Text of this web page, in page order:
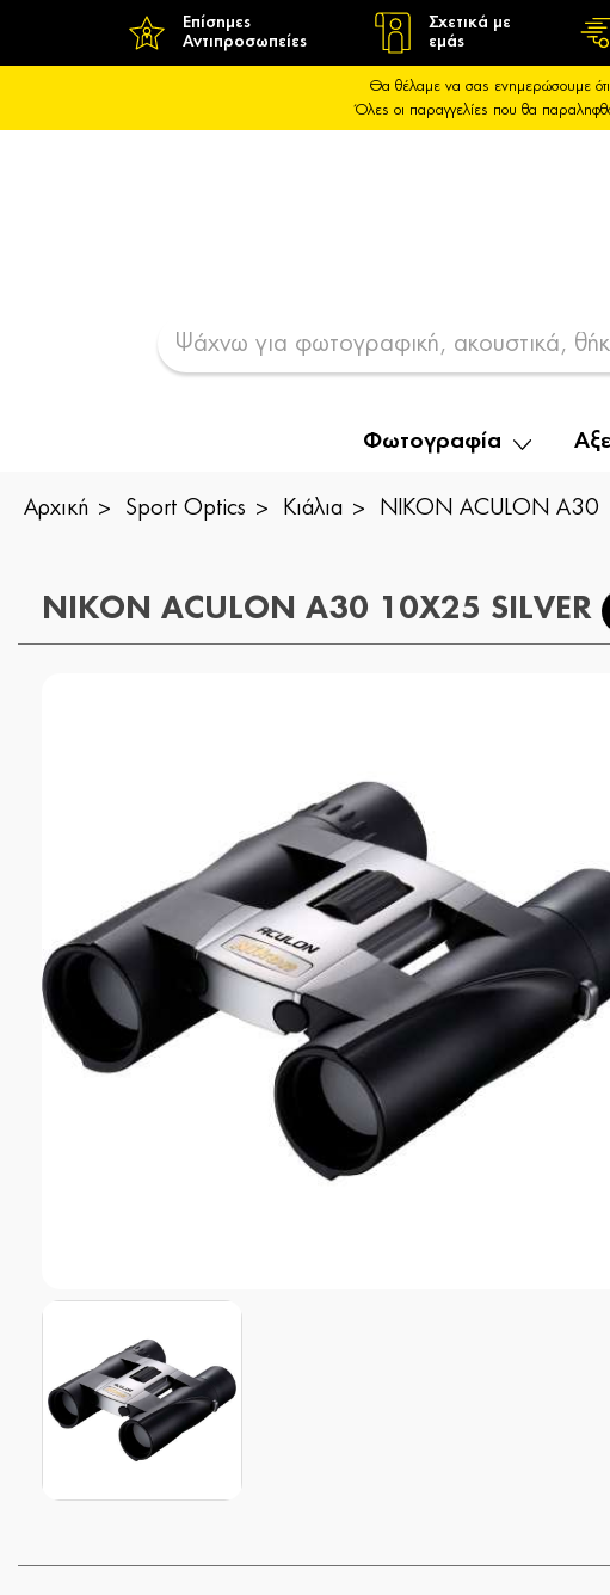
Επίσημες
Αντιπροσωπείες
Σχετικά με
εμάς
Θα θέλαμε να σας ενημερώσουμε
Όλες οι παραγγελίες που θα
Φωτογραφία
Αρχική Sport Optics Κιάλια NIKON ACULON A30
NIKON ACULON A30 10X25 SILVER